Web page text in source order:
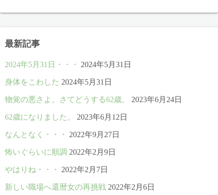
最新記事
2024年5月31日・・・ 2024年5月31日
身体をこわした 2024年5月31日
物覚の悪さよ。さてどうする62歳。 2023年6月24日
62歳になりました。 2023年6月12日
なんとなく・・・ 2022年9月27日
怖いぐらいに順調 2022年2月9日
やはりね・・・ 2022年2月7日
新しい職場へ還暦女の再挑戦 2022年2月6日